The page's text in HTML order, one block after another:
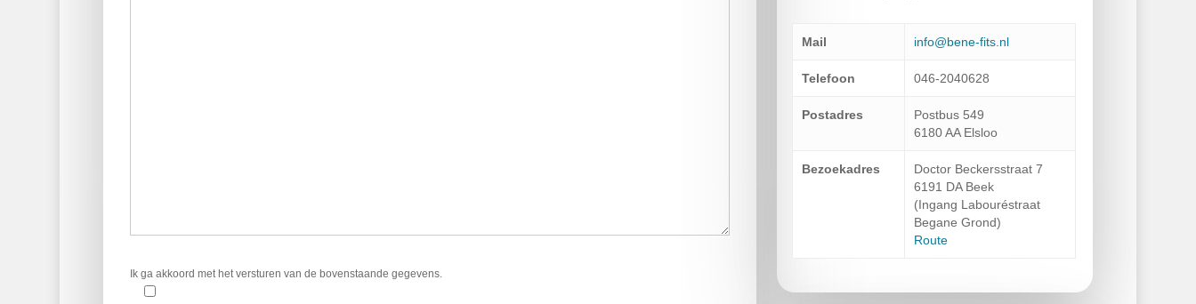
Ik ga akkoord met het versturen van de bovenstaande gegevens.
Mail info@bene-fits.nl
Telefoon 046-2040628
Postadres
Postbus 549
6180 AA Elsloo
Bezoekadres
Doctor Beckersstraat 7
6191 DA Beek
(Ingang Labouréstraat
Begane Grond)
Route